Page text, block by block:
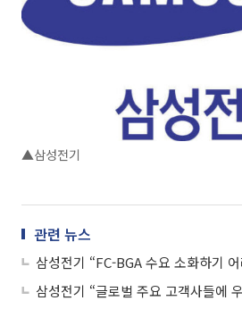
▲삼성전기
관련 뉴스